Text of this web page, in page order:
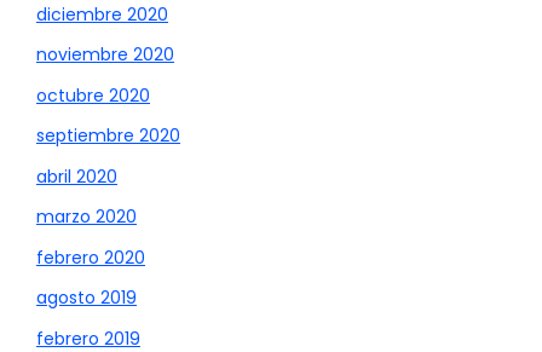
diciembre 2020
noviembre 2020
octubre 2020
septiembre 2020
abril 2020
marzo 2020
febrero 2020
agosto 2019
febrero 2019